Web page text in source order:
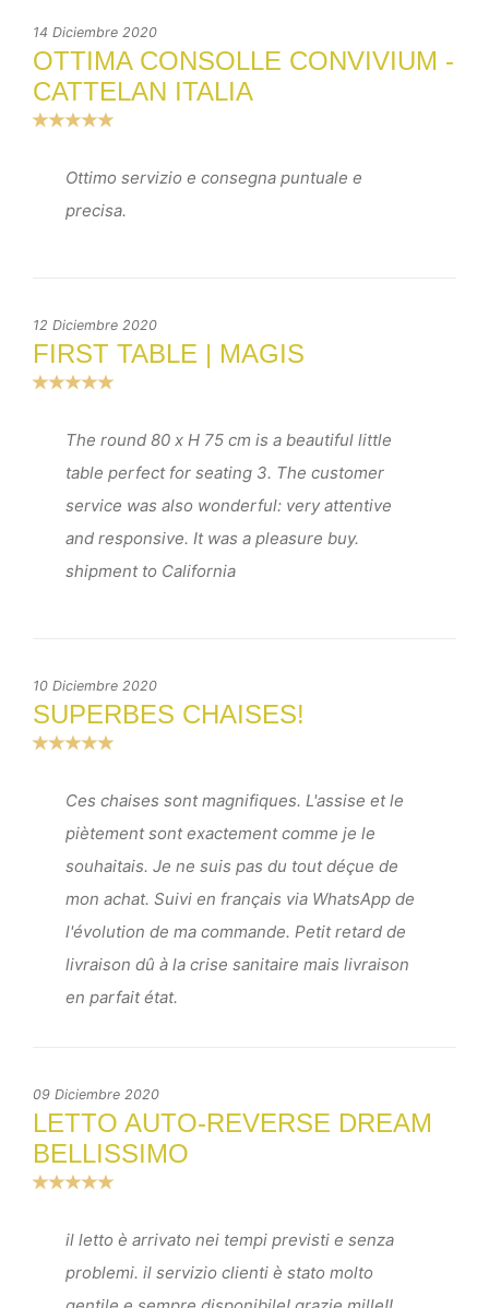
14 Diciembre 2020
OTTIMA CONSOLLE CONVIVIUM -
CATTELAN ITALIA
Ottimo servizio e consegna puntuale e
precisa.
12 Diciembre 2020
FIRST TABLE | MAGIS
The round 80 x H 75 cm is a beautiful little
table perfect for seating 3. The customer
service was also wonderful: very attentive
and responsive. It was a pleasure buy.
shipment to California
10 Diciembre 2020
SUPERBES CHAISES!
Ces chaises sont magnifiques. L'assise et le
piètement sont exactement comme je le
souhaitais. Je ne suis pas du tout déçue de
mon achat. Suivi en français via WhatsApp de
l'évolution de ma commande. Petit retard de
livraison dû à la crise sanitaire mais livraison
en parfait état.
09 Diciembre 2020
LETTO AUTO-REVERSE DREAM
BELLISSIMO
il letto è arrivato nei tempi previsti e senza
problemi. il servizio clienti è stato molto